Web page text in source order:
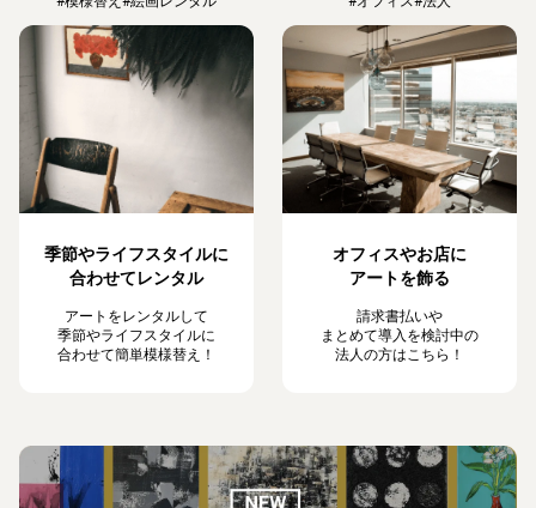
季節やライフスタイルに
合わせてレンタル
アートをレンタルして
季節やライフスタイルに
合わせて簡単模様替え！
オフィスやお店に
アートを飾る
請求書払いや
まとめて導入を検討中の
法人の方はこちら！